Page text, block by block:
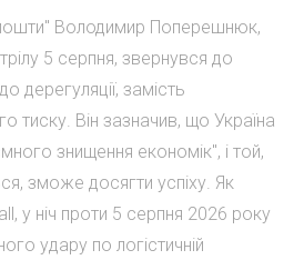
Володимир Поперешнюк,
5 серпня, звернувся до
дерегуляції, замість
тиску. Він зазначив, що Україна
знищення економік", і той,
зможе досягти успіху. Як
у ніч проти 5 серпня 2026 року
удару по логістичній